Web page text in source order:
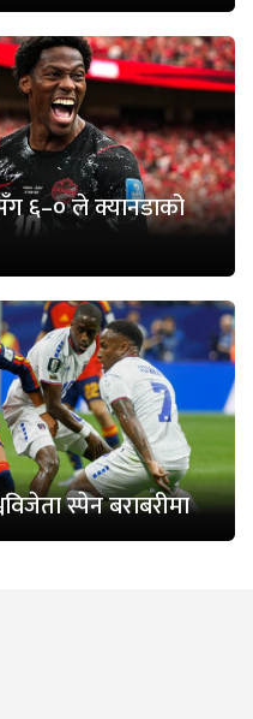
६–० ले क्यानडाको
स्पेन बराबरीमा